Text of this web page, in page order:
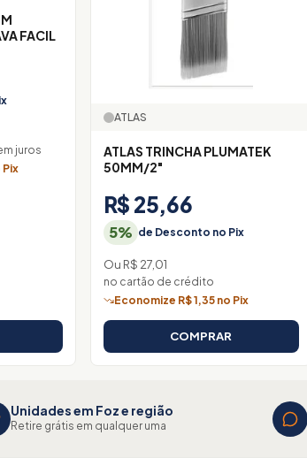
FACIL
juros
Pix
ATLAS
ATLAS TRINCHA PLUMATEK
50MM/2"
R$ 25,66
5% de Desconto no Pix
Ou R$ 27,01
no cartão de crédito
Economize R$ 1,35 no Pix
COMPRAR
Unidades em Foz e região
Retire grátis em qualquer uma